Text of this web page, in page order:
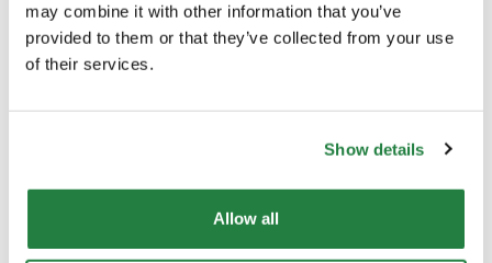
may combine it with other information that you’ve
provided to them or that they’ve collected from your use
of their services.
Show details
Allow all
Origem
Calcular custos de envio: